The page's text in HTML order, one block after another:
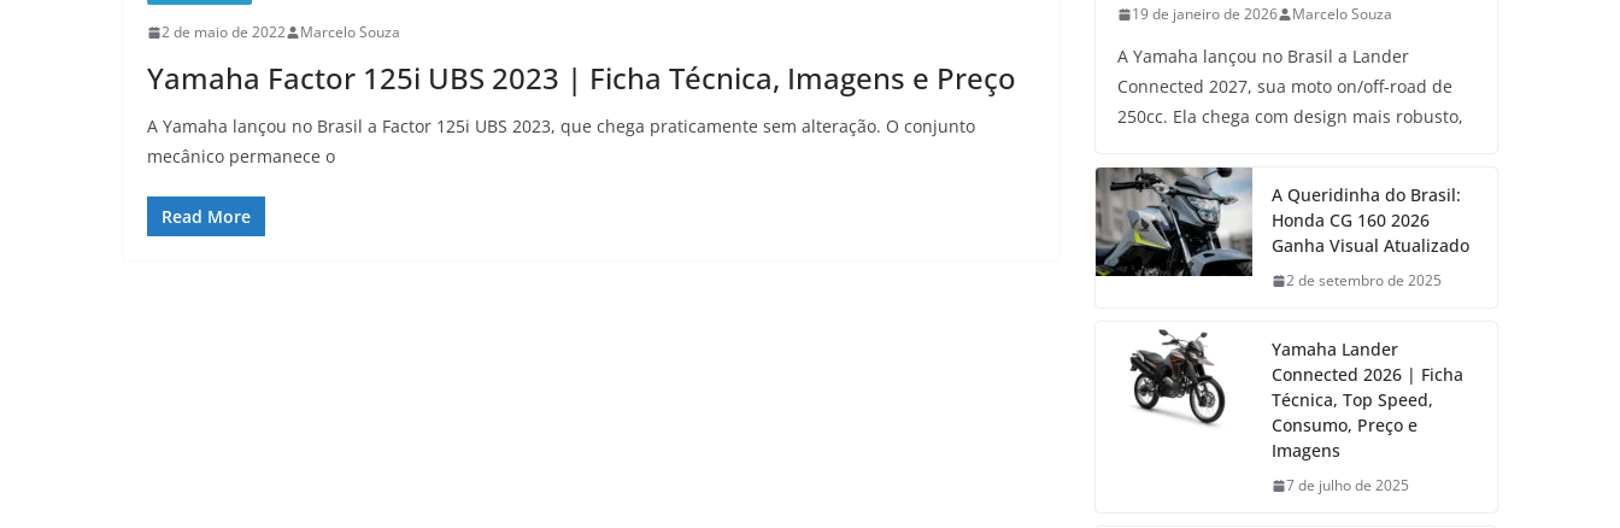
2 de maio de 2022 Marcelo Souza
Yamaha Factor 125i UBS 2023 | Ficha Técnica, Imagens e Preço
A Yamaha lançou no Brasil a Factor 125i UBS 2023, que chega praticamente sem alteração. O conjunto
mecânico permanece o
Read More
19 de janeiro de 2026 Marcelo Souza
A Yamaha lançou no Brasil a Lander
Connected 2027, sua moto on/off-road de
250cc. Ela chega com design mais robusto,
A Queridinha do Brasil:
Honda CG 160 2026
Ganha Visual Atualizado
2 de setembro de 2025
Yamaha Lander
Connected 2026 | Ficha
Técnica, Top Speed,
Consumo, Preço e
Imagens
7 de julho de 2025